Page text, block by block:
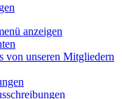
anzeigen
von unseren Mitgliedern